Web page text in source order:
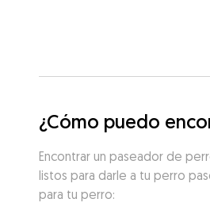
¿Cómo puedo
Encontrar un paseador de
listos para darle a tu perro
para tu perro: